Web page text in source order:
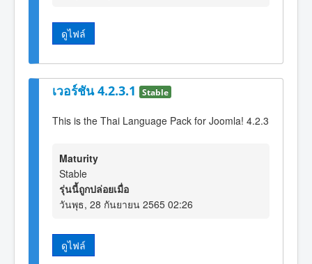
ดูไฟล์
เวอร์ชัน 4.2.3.1 Stable
This is the Thai Language Pack for Joomla! 4.2.3
Maturity
Stable
รุ่นนี้ถูกปล่อยเมื่อ
วันพุธ, 28 กันยายน 2565 02:26
ดูไฟล์